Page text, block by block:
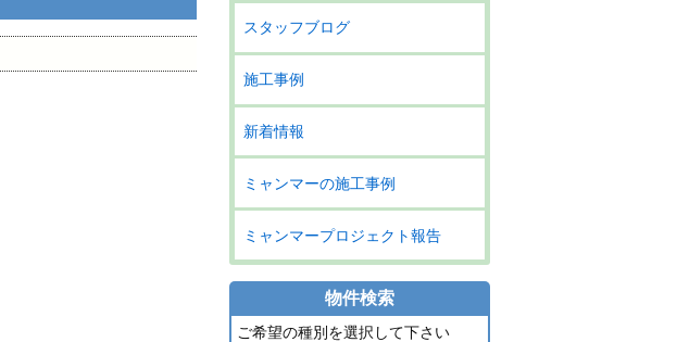
スタッフブログ
施工事例
新着情報
ミャンマーの施工事例
ミャンマープロジェクト報告
物件検索
ご希望の種別を選択して下さい